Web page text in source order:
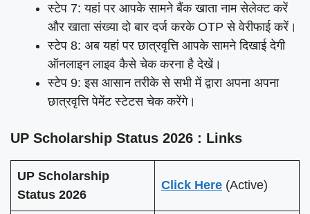
स्टेप 7: यहां पर आपके सामने बैंक खाता नाम सेलेक्ट करें
और खाता संख्या दो बार दर्ज करके OTP से वेरीफाई करें।
स्टेप 8: अब यहां पर छात्रवृत्ति आपके सामने दिखाई देगी
ऑनलाइन लाइव कैसे चेक करना है देखें।
स्टेप 9: इस आसान तरीके से सभी में द्वारा अपना अपना
छात्रवृत्ति पेमेंट स्टेटस चेक करेंगे।
UP Scholarship Status 2026 : Links
UP Scholarship
Status 2026
Click Here (Active)